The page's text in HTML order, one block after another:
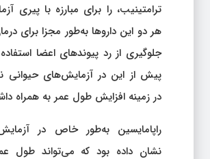
ترامتینیب، را برای مبارزه با پیری
هر دو این داروها به‌طور مجزا برای
جلوگیری از رد پیوندهای اعضا
پیش از این در آزمایش‌های حیوانی
در زمینه افزایش طول عمر به همراه
راپامایسین به‌طور خاص در
نشان داده بود که می‌تواند طول